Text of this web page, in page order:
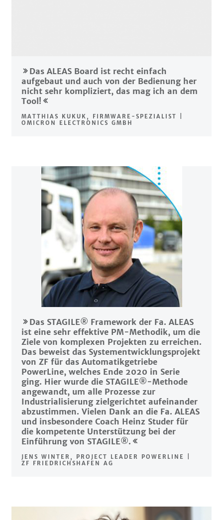
Das ALEAS Board ist recht einfach
aufgebaut und auch von der Bedienung her
nicht sehr kompliziert, das mag ich an dem
Tool!
MATTHIAS KUKUK, FIRMWARE-SPEZIALIST |
OMICRON ELECTRONICS GMBH
Das STAGILE® Framework der Fa. ALEAS
ist eine sehr effektive PM-Methodik, um die
Ziele von komplexen Projekten zu erreichen.
Das beweist das Systementwicklungsprojekt
von ZF für das Automatikgetriebe
PowerLine, welches Ende 2020 in Serie
ging. Hier wurde die STAGILE®-Methode
angewandt, um alle Prozesse zur
Industrialisierung zielgerichtet aufeinander
abzustimmen. Vielen Dank an die Fa. ALEAS
und insbesondere Coach Heinz Studer für
die kompetente Unterstützung bei der
Einführung von STAGILE®.
JENS WINTER, PROJECT LEADER POWERLINE |
ZF FRIEDRICHSHAFEN AG